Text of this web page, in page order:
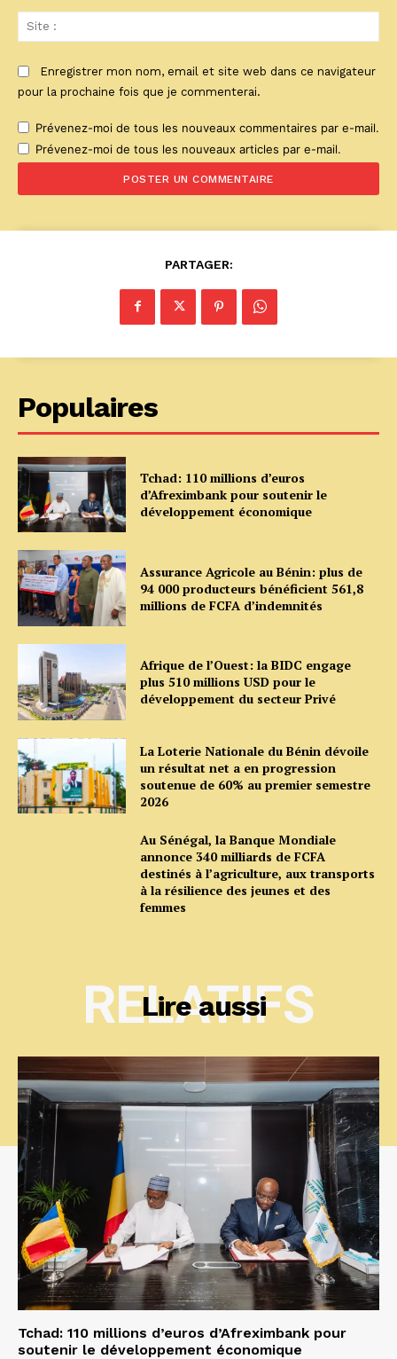
:
Enregistrer mon nom, email et site web dans ce navigateur
pour la prochaine fois que je commenterai.
Prévenez-moi de tous les nouveaux commentaires par e-mail.
Prévenez-moi de tous les nouveaux articles par e-mail.
PARTAGER:
Populaires
Tchad: 110 millions d’euros
d’Afreximbank pour soutenir le
développement économique
Assurance Agricole au Bénin: plus de
94 000 producteurs bénéficient 561,8
millions de FCFA d’indemnités
Afrique de l’Ouest: la BIDC engage
plus 510 millions USD pour le
développement du secteur Privé
La Loterie Nationale du Bénin dévoile
un résultat net a en progression
soutenue de 60% au premier semestre
2026
Au Sénégal, la Banque Mondiale
annonce 340 milliards de FCFA
destinés à l’agriculture, aux transports
à la résilience des jeunes et des
femmes
Lire aussi
RELATIFS
Tchad: 110 millions d’euros d’Afreximbank pour
soutenir le développement économique